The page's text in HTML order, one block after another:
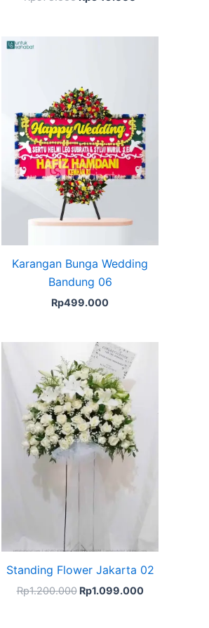
Karangan Bunga Wedding
Bandung 06
Rp499.000
Standing Flower Jakarta 02
Rp1.200.000
Original
price
was:
Rp1.200.000.
Rp1.099.000